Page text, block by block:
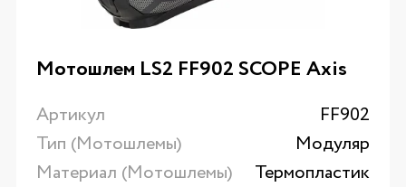
Мотошлем LS2 FF902 SCOPE Axis
Артикул
FF902
Тип (Мотошлемы)
Модуляр
Материал (Мотошлемы)
Термопластик